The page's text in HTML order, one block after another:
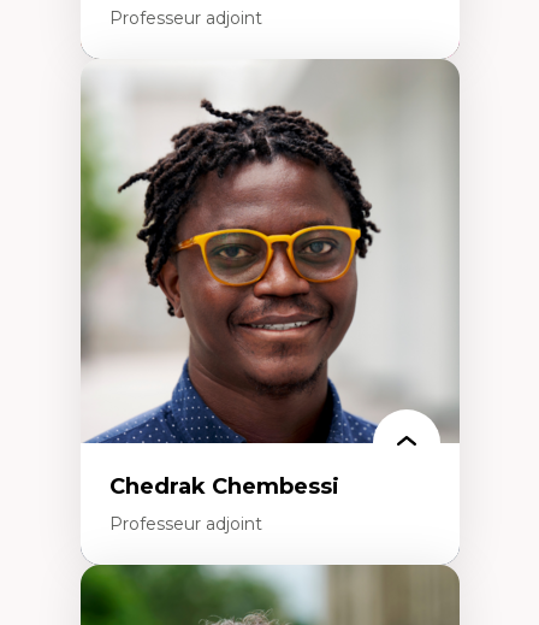
Professeur adjoint
Expertises
Didactique des sciences – processus
d’enquête et culture scientifique
Éducation en milieu minoritaire –
construction identitaire et conscience
critique
Technologies éducatives – ludification et
programmation pédagogique
La langue dans toutes les matières –
environnement discursif et langage
scientifique
Chedrak Chembessi
Professeur adjoint